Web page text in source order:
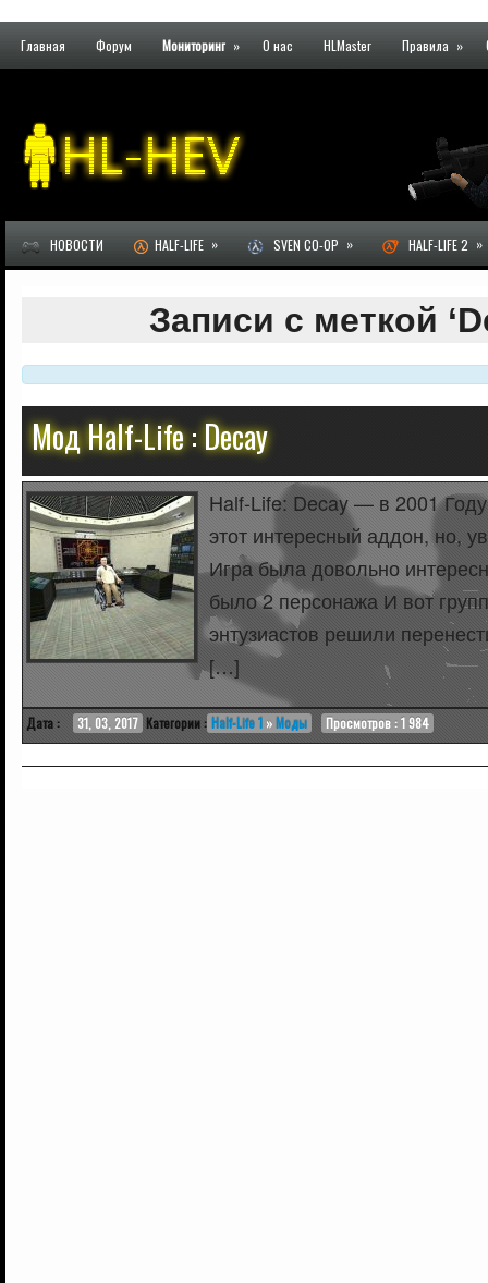
Главная Форум Мониторинг » О нас HLMaster Правила »
НОВОСТИ HALF-LIFE » SVEN CO-OP » HALF-LIFE 2 »
Записи с меткой
Мод Half-Life : Decay
Half-Life: Decay — в 2001
этот интересный аддон, но,
Игра была довольно
было 2 персонажа И вот
энтузиастов решили
[…]
Дата : 31, 03, 2017 Категории : Half-Life 1 »Моды Просмотров : 1 984